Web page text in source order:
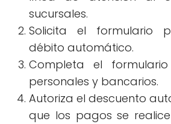
sucursales.
Solicita el formulario
débito automático.
Completa el
personales y bancarios.
Autoriza el descuento
que los pagos se